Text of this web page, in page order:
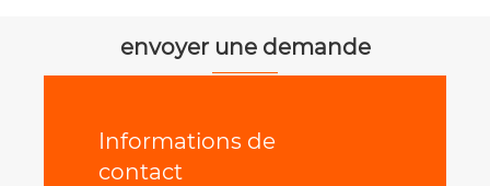
envoyer une demande
Informations de
contact